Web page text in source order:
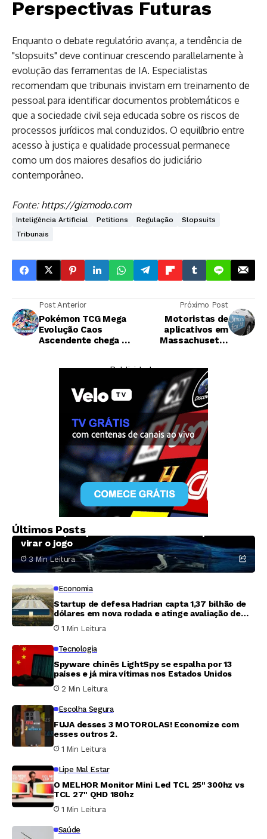
Perspectivas Futuras
Enquanto o debate regulatório avança, a tendência de
"slopsuits" deve continuar crescendo parallelamente à
evolução das ferramentas de IA. Especialistas
recomendam que tribunais invistam em treinamento de
pessoal para identificar documentos problemáticos e
que a sociedade civil seja educada sobre os riscos de
processos jurídicos mal conduzidos. O equilíbrio entre
acesso à justiça e qualidade processual permanece
como um dos maiores desafios do judiciário
contemporâneo.
Fonte: https://gizmodo.com
Inteligência Artificial Petitions Regulação
Slopsuits
Tribunais
Post Anterior
Pokémon TCG Mega
Evolução Caos
Ascendente chega ao
Próximo Post
Motoristas de
aplicativos em
Massachusetts
mas com limitações
— Publicidade —
Últimos Posts
A aposta da Ford em uma picape elétrica
barata e por que ela talvez não baste para
virar o jogo
3 Min Leitura
Economia
Startup de defesa Hadrian capta 1,37 bilhão de
dólares em nova rodada e atinge avaliação de
7,87 bilhões
1 Min Leitura
Tecnologia
Spyware chinês LightSpy se espalha por 13
países e já mira vítimas nos Estados Unidos
2 Min Leitura
Escolha Segura
FUJA desses 3 MOTOROLAS! Economize com
esses outros 2.
1 Min Leitura
Lipe Mal Estar
O MELHOR Monitor Mini Led TCL 25" 300hz vs
TCL 27" QHD 180hz
1 Min Leitura
Saúde